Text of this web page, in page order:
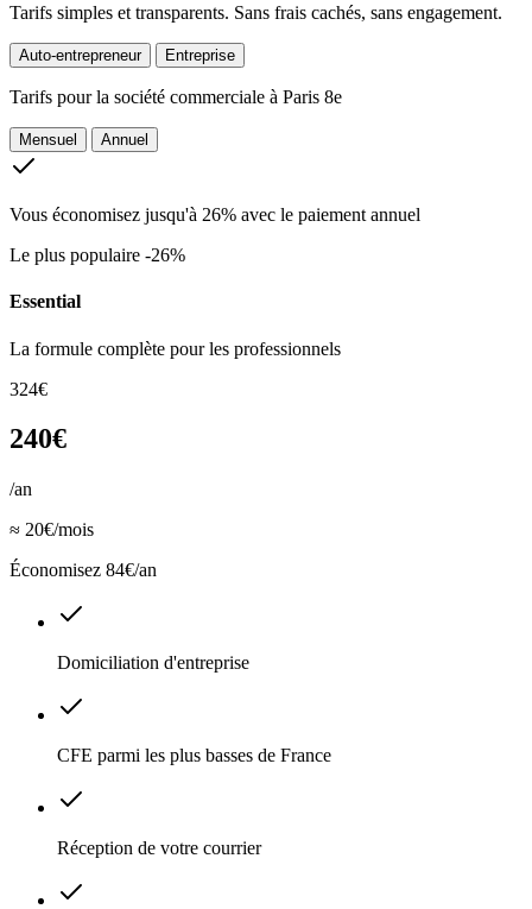
Tarifs simples et transparents. Sans frais cachés, sans engagement.
Auto-entrepreneur Entreprise
Tarifs pour la société commerciale à Paris 8e
Mensuel Annuel
Vous économisez jusqu'à 26% avec le paiement annuel
Le plus populaire -26%
Essential
La formule complète pour les professionnels
324€
240€
/an
≈ 20€/mois
Économisez 84€/an
Domiciliation d'entreprise
CFE parmi les plus basses de France
Réception de votre courrier